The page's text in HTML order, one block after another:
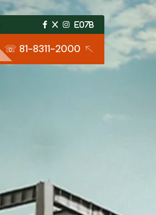
☏ 81-8311-2000